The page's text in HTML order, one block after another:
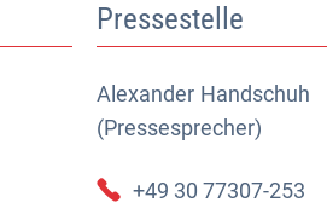
Pressestelle
Alexander Handschuh
(Pressesprecher)
Alexander Handschuh
+49 30 77307-253